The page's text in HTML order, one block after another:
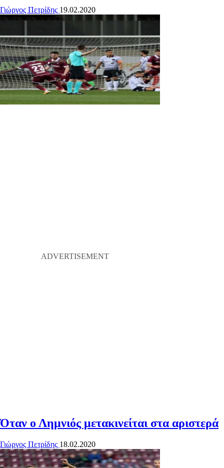
Γιώργος Πετρίδης 19.02.2020
Όταν ο Λημνιός μετακινείται στα αριστερά
Γιώργος Πετρίδης 18.02.2020